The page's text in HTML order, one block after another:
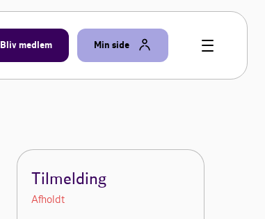
Bliv medlem Min side
Tilmelding
Afholdt